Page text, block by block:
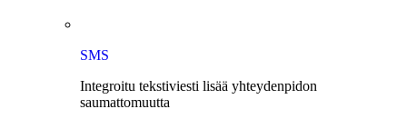
SMS
Integroitu tekstiviesti lisää yhteydenpidon
saumattomuutta